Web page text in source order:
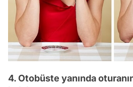
4. Otobüste yanında